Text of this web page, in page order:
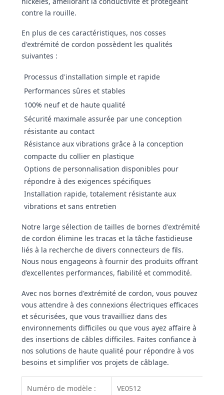
contre la rouille.
En plus de ces caractéristiques, nos cosses
d'extrémité de cordon possèdent les qualités
suivantes :
Processus d'installation simple et rapide
Performances sûres et stables
100% neuf et de haute qualité
Sécurité maximale assurée par une conception
résistante au contact
Résistance aux vibrations grâce à la conception
compacte du collier en plastique
Options de personnalisation disponibles pour
répondre à des exigences spécifiques
Installation rapide, totalement résistante aux
vibrations et sans entretien
Notre large sélection de tailles de bornes d'extrémité
de cordon élimine les tracas et la tâche fastidieuse
liés à la recherche de divers connecteurs de fils.
Nous nous engageons à fournir des produits offrant
d’excellentes performances, fiabilité et commodité.
Avec nos bornes d'extrémité de cordon, vous pouvez
vous attendre à des connexions électriques efficaces
et sécurisées, que vous travailliez dans des
environnements difficiles ou que vous ayez affaire à
des insertions de câbles difficiles. Faites confiance à
nos solutions de haute qualité pour répondre à vos
besoins et simplifier vos projets de câblage.
Numéro de modèle : VE0512